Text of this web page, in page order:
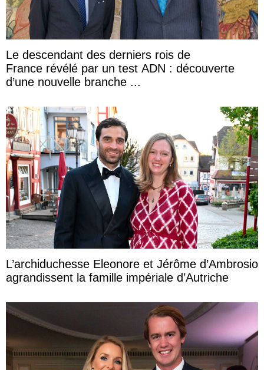
Le descendant des derniers rois de
France révélé par un test ADN : découverte
d’une nouvelle branche ...
L’archiduchesse Eleonore et Jérôme d’Ambrosio
agrandissent la famille impériale d’Autriche